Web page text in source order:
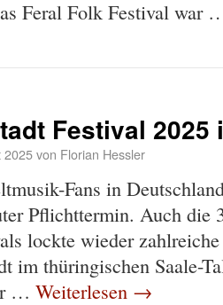
Feral Folk Festival war
Festival 2025
2025von Florian Hessler
Fans in
Pflichttermin. Auch die
lockte wieder
im thüringischen Saale-
… Weiterlesen →